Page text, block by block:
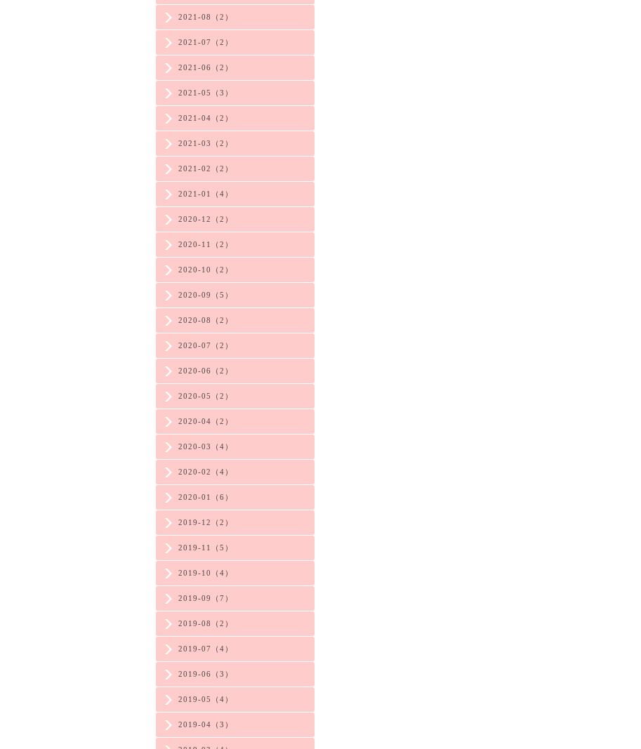
2021-08（2）
2021-07（2）
2021-06（2）
2021-05（3）
2021-04（2）
2021-03（2）
2021-02（2）
2021-01（4）
2020-12（2）
2020-11（2）
2020-10（2）
2020-09（5）
2020-08（2）
2020-07（2）
2020-06（2）
2020-05（2）
2020-04（2）
2020-03（4）
2020-02（4）
2020-01（6）
2019-12（2）
2019-11（5）
2019-10（4）
2019-09（7）
2019-08（2）
2019-07（4）
2019-06（3）
2019-05（4）
2019-04（3）